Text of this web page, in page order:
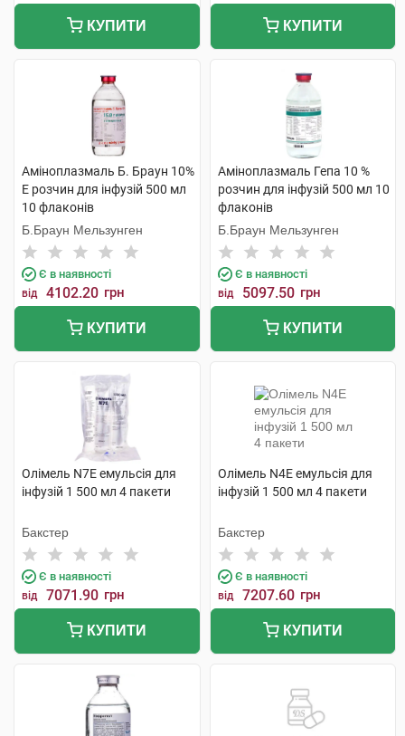
КУПИТИ КУПИТИ
Аміноплазмаль Б. Браун 10%
Е розчин для інфузій 500 мл
10 флаконів
Б.Браун Мельзунген
Є в наявності
від 4102.20 грн
КУПИТИ
Аміноплазмаль Гепа 10 %
розчин для інфузій 500 мл 10
флаконів
Б.Браун Мельзунген
Є в наявності
від 5097.50 грн
КУПИТИ
Олімель N7E емульсія для
інфузій 1 500 мл 4 пакети
Бакстер
Є в наявності
від 7071.90 грн
КУПИТИ
Олімель N4E емульсія для
інфузій 1 500 мл 4 пакети
Бакстер
Є в наявності
від 7207.60 грн
КУПИТИ